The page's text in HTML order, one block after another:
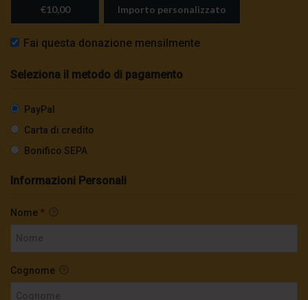
€10,00 Importo personalizzato
Fai questa donazione mensilmente
Seleziona il metodo di pagamento
PayPal
Carta di credito
Bonifico SEPA
Informazioni Personali
Nome *
Cognome